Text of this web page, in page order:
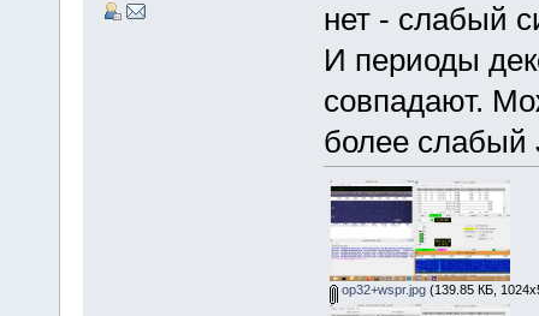
нет - слабый
И периоды
совпадают.
более слабый
op32+wspr.jpg(139.85 КБ,